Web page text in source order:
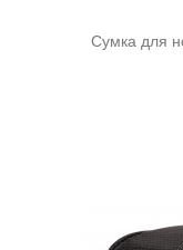
Cумка для